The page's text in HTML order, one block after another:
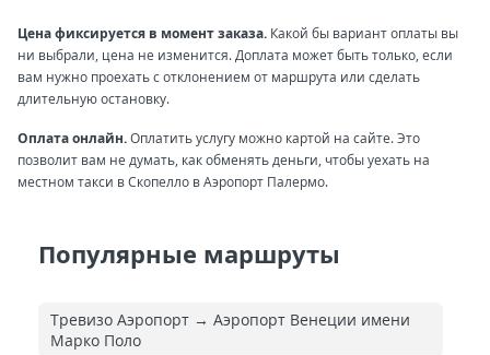
Цена фиксируется в момент заказа. Какой бы вариант оплаты вы
ни выбрали, цена не изменится. Доплата может быть только, если
вам нужно проехать с отклонением от маршрута или сделать
длительную остановку.
Оплата онлайн.Оплатить услугу можно картой на сайте. Это
позволит вам не думать, как обменять деньги, чтобы уехать на
местном такси в Скопелло в Аэропорт Палермо.
Популярные маршруты
Тревизо Аэропорт → Аэропорт Венеции имени
Марко Поло